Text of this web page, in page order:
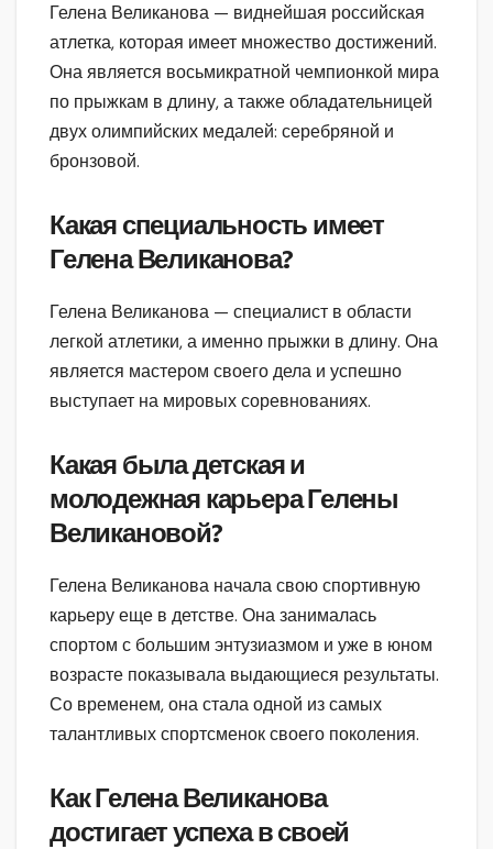
Гелена Великанова — виднейшая российская
атлетка, которая имеет множество достижений.
Она является восьмикратной чемпионкой мира
по прыжкам в длину, а также обладательницей
двух олимпийских медалей: серебряной и
бронзовой.
Какая специальность имеет
Гелена Великанова?
Гелена Великанова — специалист в области
легкой атлетики, а именно прыжки в длину. Она
является мастером своего дела и успешно
выступает на мировых соревнованиях.
Какая была детская и
молодежная карьера Гелены
Великановой?
Гелена Великанова начала свою спортивную
карьеру еще в детстве. Она занималась
спортом с большим энтузиазмом и уже в юном
возрасте показывала выдающиеся результаты.
Со временем, она стала одной из самых
талантливых спортсменок своего поколения.
Как Гелена Великанова
достигает успеха в своей